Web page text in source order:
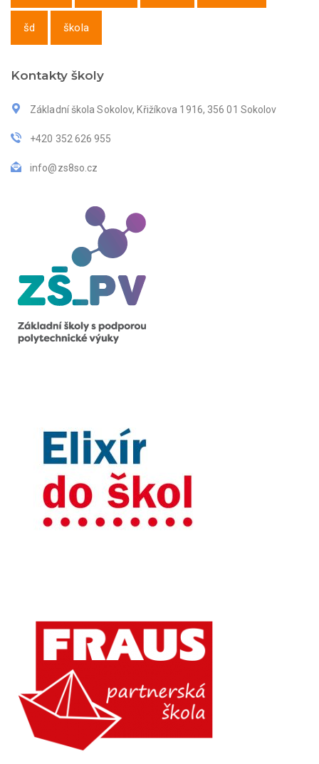
šd škola
Kontakty školy
Základní škola Sokolov, Křižíkova 1916, 356 01 Sokolov
+420 352 626 955
info@zs8so.cz